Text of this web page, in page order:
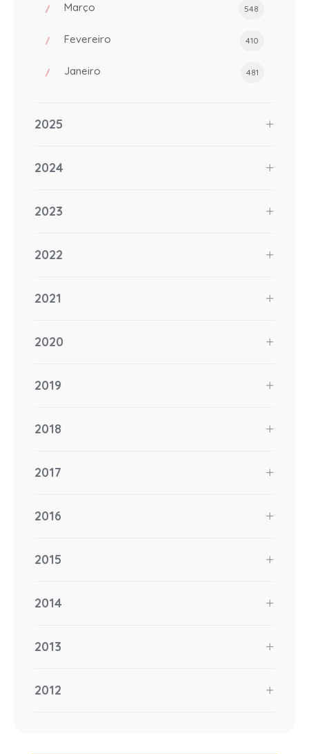
Março 548
Fevereiro 410
Janeiro 481
2025
2024
2023
2022
2021
2020
2019
2018
2017
2016
2015
2014
2013
2012